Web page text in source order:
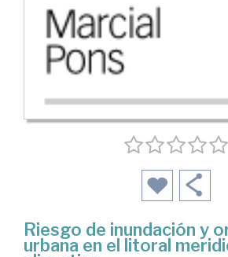
Riesgo de inundación y
urbana en el litoral